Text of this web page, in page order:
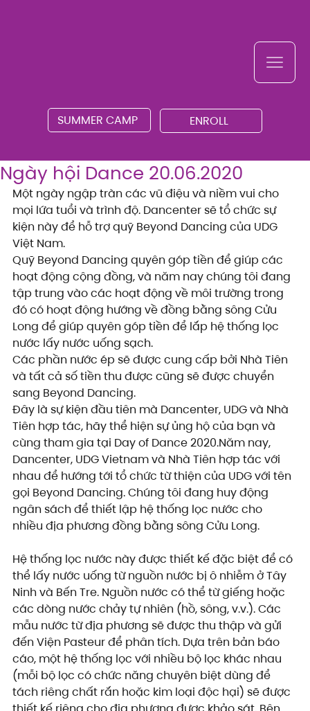
SUMMER CAMP ENROLL
Ngày hội Dance 20.06.2020
Một ngày ngập tràn các vũ điệu và niềm vui cho
mọi lứa tuổi và trình độ. Dancenter sẽ tổ chức sự
kiện này để hỗ trợ quỹ Beyond Dancing của UDG
Việt Nam.
Quỹ Beyond Dancing quyên góp tiền để giúp các
hoạt động cộng đồng, và năm nay chúng tôi đang
tập trung vào các hoạt động về môi trường trong
đó có hoạt động hướng về đồng bằng sông Cửu
Long để giúp quyên góp tiền để lắp hệ thống lọc
nước lấy nước uống sạch.
Các phần nước ép sẽ được cung cấp bởi Nhà Tiên
và tất cả số tiền thu được cũng sẽ được chuyển
sang Beyond Dancing.
Đây là sự kiện đầu tiên mà Dancenter, UDG và Nhà
Tiên hợp tác, hãy thể hiện sự ủng hộ của bạn và
cùng tham gia tại Day of Dance 2020.Năm nay,
Dancenter, UDG Vietnam và Nhà Tiên hợp tác với
nhau để hướng tới tổ chức từ thiện của UDG với tên
gọi Beyond Dancing. Chúng tôi đang huy động
ngân sách để thiết lập hệ thống lọc nước cho
nhiều địa phương đồng bằng sông Cửu Long.
Hệ thống lọc nước này được thiết kế đặc biệt để có
thể lấy nước uống từ nguồn nước bị ô nhiễm ở Tây
Ninh và Bến Tre. Nguồn nước có thể từ giếng hoặc
các dòng nước chảy tự nhiên (hồ, sông, v.v.). Các
mẫu nước từ địa phương sẽ được thu thập và gửi
đến Viện Pasteur để phân tích. Dựa trên bản báo
cáo, một hệ thống lọc với nhiều bộ lọc khác nhau
(mỗi bộ lọc có chức năng chuyên biệt dùng để
tách riêng chất rắn hoặc kim loại độc hại) sẽ được